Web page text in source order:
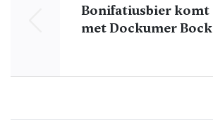
Bonifatiusbier komt
met Dockumer Bock